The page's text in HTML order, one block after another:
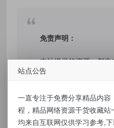
免责声明：
本站提供的资源，都
站无关，所有内容及软
法用途，否则，一切后
保证内容的长久可用
站点公告
一直专注于免费分享精品内
程，精品网络资源干货收藏
均来自互联网仅供学习参考,